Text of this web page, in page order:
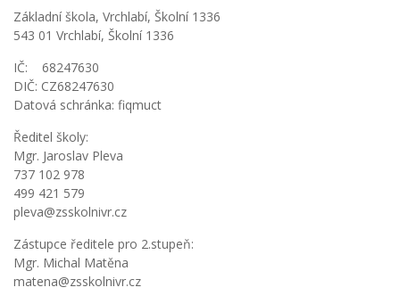
Základní škola, Vrchlabí, Školní 1336
543 01 Vrchlabí, Školní 1336
IČ: 68247630
DIČ: CZ68247630
Datová schránka: fiqmuct
Ředitel školy:
Mgr. Jaroslav Pleva
737 102 978
499 421 579
pleva@zsskolnivr.cz
Zástupce ředitele pro 2.stupeň:
Mgr. Michal Matěna
matena@zsskolnivr.cz